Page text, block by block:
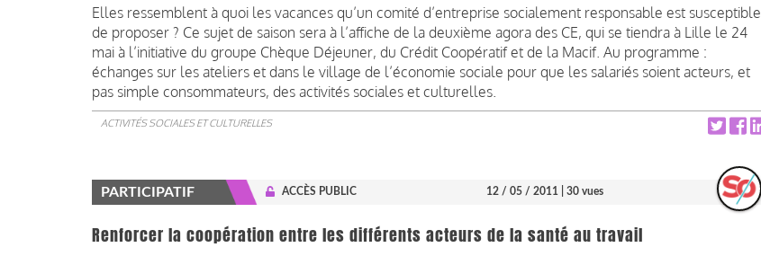
Elles ressemblent à quoi les vacances qu’un comité d’entreprise socialement responsable est susceptible
de proposer ? Ce sujet de saison sera à l’affiche de la deuxième agora des CE, qui se tiendra à Lille le 24
mai à l’initiative du groupe Chèque Déjeuner, du Crédit Coopératif et de la Macif. Au programme :
échanges sur les ateliers et dans le village de l’économie sociale pour que les salariés soient acteurs, et
pas simple consommateurs, des activités sociales et culturelles.
ACTIVITÉS SOCIALES ET CULTURELLES
PARTICIPATIF ACCÈS PUBLIC 12 / 05 / 2011 | 30 vues
Renforcer la coopération entre les différents acteurs de la santé au travail